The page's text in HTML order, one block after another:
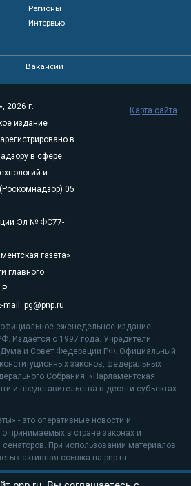
Регионы
Интервью
Вакансии
2026 г.
издание
в
в сфере
и
05
Эл № ФС77-
газета»
главного
mail: pg@pnp.ru
официальное еженедельное издание
Издается с 1997 года. Учредители
Дума и Совет Федерации РФ. Официальный
законов, федеральных
Собрания. «Парламентская
и представительства в десяти субъектах
- это оперативные новости и
принимаемых в стране законах и
сенаторов. При использовании материалов
активная ссылка на pnp.ru
Карта сайта